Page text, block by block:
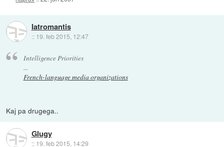
Iatromantis
:: 19. feb 2015, 12:47
Intelligence Priorities
...
French-language media organizations
Kaj pa drugega..
Glugy
:: 19. feb 2015, 14:29